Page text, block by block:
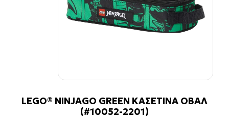
LEGO® NINJAGO GREEN ΚΑΣΕΤΙΝΑ ΟΒΑΛ
(#10052-2201)